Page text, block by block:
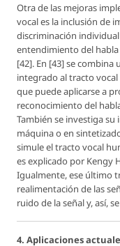
Otra de las mejoras
vocal es la inclusión de
discriminación
entendimiento del habla
[42]. En [43] se
integrado al tracto
que puede aplicarse a
reconocimiento del
También se investiga
máquina o en
simule el tracto vocal
es explicado por Kengy
Igualmente, ese último
realimentación de las
ruido de la señal y, así,
4. Aplicaciones